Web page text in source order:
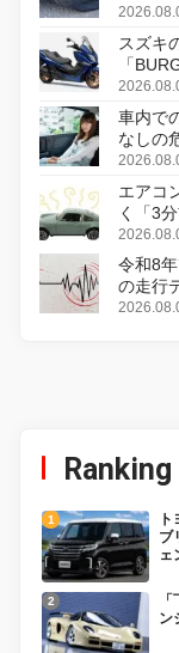
スズキ
「
変更し
車内で
なしの
エアコ
く「3
令和8
の走行
Ranking
ブ
ェ
ン